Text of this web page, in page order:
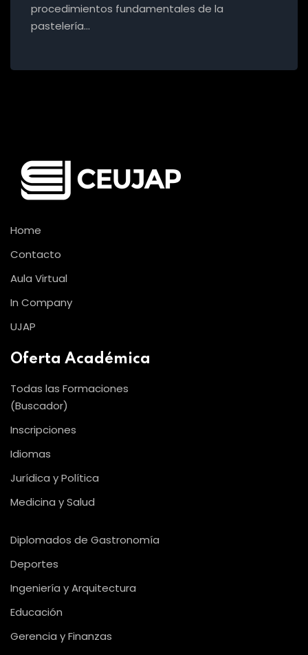
procedimientos fundamentales de la
pastelería…
Home
Contacto
Aula Virtual
In Company
UJAP
Oferta Académica
Todas las Formaciones
(Buscador)
Inscripciones
Idiomas
Jurídica y Política
Medicina y Salud
Diplomados de Gastronomía
Deportes
Ingeniería y Arquitectura
Educación
Gerencia y Finanzas